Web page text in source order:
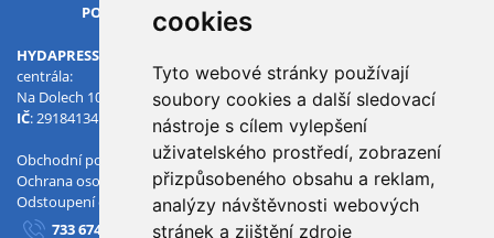
cookies
Tyto webové stránky používají
soubory cookies a další sledovací
nástroje s cílem vylepšení
uživatelského prostředí, zobrazení
přizpůsobeného obsahu a reklam,
analýzy návštěvnosti webových
stránek a zjištění zdroje
PO-PÁ
HYDAPRESS CZ s.r.o.
centrála:
Na Dolech 109 586 01 Jihlava
IČ: 29184134 : CZ29184134
Obchodní podmínky
Ochrana osobních údajů
Odstoupení od smlouvy
733 674 293